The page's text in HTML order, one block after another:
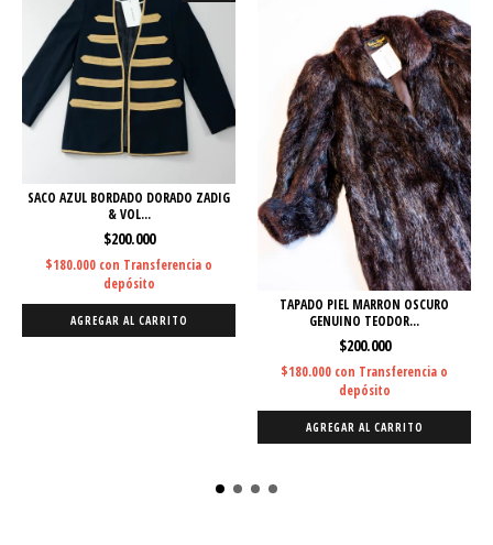
SACO AZUL BORDADO DORADO ZADIG
& VOL...
$200.000
$180.000 con Transferencia o
depósito
AGREGAR AL CARRITO
TAPADO PIEL MARRON OSCURO
GENUINO TEODOR...
$200.000
$180.000 con Transferencia o
depósito
AGREGAR AL CARRITO